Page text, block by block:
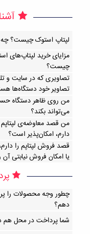
لپتاپ استوک چیست؟ چه
مزایای خرید لپتاپ‌های
چیست؟
تصاویری که در سایت و
تصاویر خود دستگاه‌ها
من روی ظاهر دستگاه
می‌تواند بکند؟
من قصد معاوضه‌ی لپتاپم
دارم، امکان‌پذیر است؟
قصد فروش لپتاپم را
یا امکان فروش نیابتی
چطور وجه محصولات را
دهم؟
شما پرداخت در محل هم